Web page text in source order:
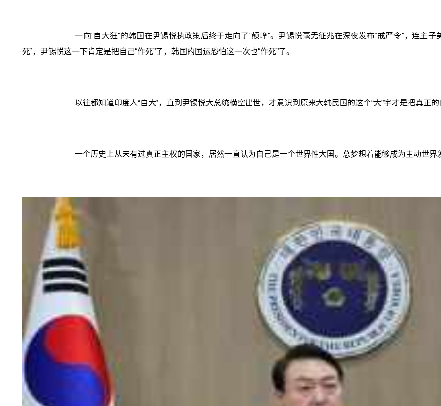
一向“自大狂”的韩国在尹锡悦执政策后终于走向了“颠峰”。尹锡悦毫无征兆在深夜发布“戒严令”，连主
死”，尹锡悦这一下肯定是把自己“作死”了，韩国的国运恐怕这一次也“作死”了。
以往都知道印度人“自大”，直到尹锡悦大总统横空出世，才意识到原来大韩民国的这个“大”字才是把真正
一个历史上从未有过真正主权的国家，居然一直认为自己是一个世界性大国。总梦想着能够成为主动世